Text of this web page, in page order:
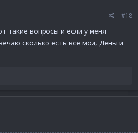
#18
такие вопросы и если у меня
сколько есть все мои, Деньги